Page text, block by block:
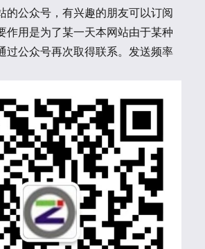
的公众号，有兴趣的朋友可以订阅
作用是为了某一天本网站由于某种
过公众号再次取得联系。发送频率